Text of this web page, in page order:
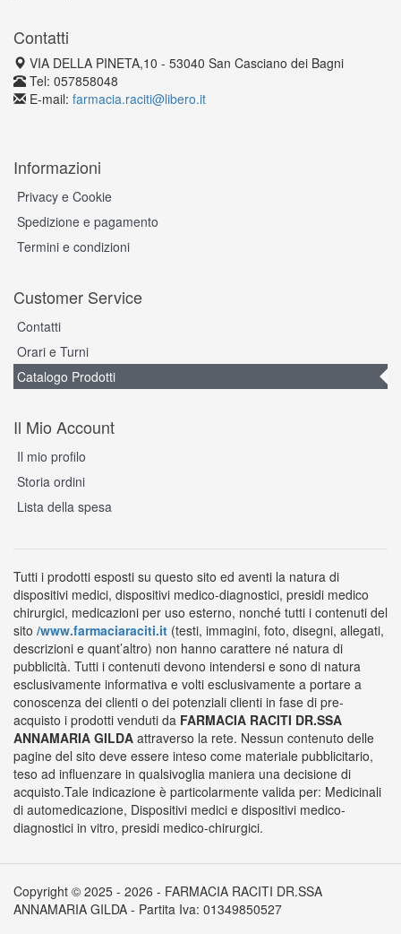
Contatti
VIA DELLA PINETA,10 - 53040 San Casciano dei Bagni
Tel: 057858048
E-mail: farmacia.raciti@libero.it
Informazioni
Privacy e Cookie
Spedizione e pagamento
Termini e condizioni
Customer Service
Contatti
Orari e Turni
Catalogo Prodotti
Il Mio Account
Il mio profilo
Storia ordini
Lista della spesa
Tutti i prodotti esposti su questo sito ed aventi la natura di
dispositivi medici, dispositivi medico-diagnostici, presidi medico
chirurgici, medicazioni per uso esterno, nonché tutti i contenuti del
sito /www.farmaciaraciti.it (testi, immagini, foto, disegni, allegati,
descrizioni e quant’altro) non hanno carattere né natura di
pubblicità. Tutti i contenuti devono intendersi e sono di natura
esclusivamente informativa e volti esclusivamente a portare a
conoscenza dei clienti o dei potenziali clienti in fase di pre-
acquisto i prodotti venduti da FARMACIA RACITI DR.SSA
ANNAMARIA GILDA attraverso la rete. Nessun contenuto delle
pagine del sito deve essere inteso come materiale pubblicitario,
teso ad influenzare in qualsivoglia maniera una decisione di
acquisto.Tale indicazione è particolarmente valida per: Medicinali
di automedicazione, Dispositivi medici e dispositivi medico-
diagnostici in vitro, presidi medico-chirurgici.
Copyright © 2025 - 2026 - FARMACIA RACITI DR.SSA
ANNAMARIA GILDA - Partita Iva: 01349850527